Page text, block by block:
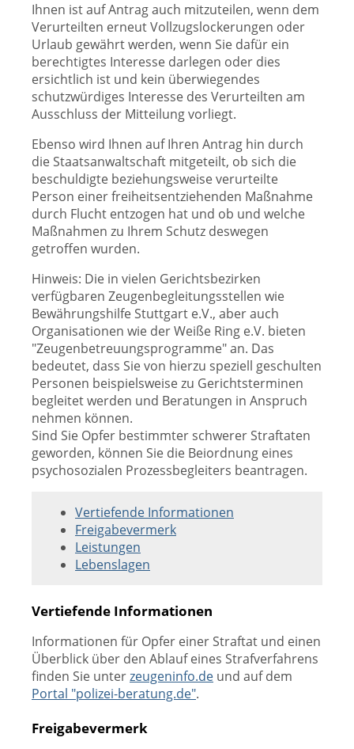
Ihnen ist auf Antrag auch mitzuteilen, wenn dem
Verurteilten erneut Vollzugslockerungen oder
Urlaub gewährt werden, wenn Sie dafür ein
berechtigtes Interesse darlegen oder dies
ersichtlich ist und kein überwiegendes
schutzwürdiges Interesse des Verurteilten am
Ausschluss der Mitteilung vorliegt.
Ebenso wird Ihnen auf Ihren Antrag hin durch
die Staatsanwaltschaft mitgeteilt, ob sich die
beschuldigte beziehungsweise verurteilte
Person einer freiheitsentziehenden Maßnahme
durch Flucht entzogen hat und ob und welche
Maßnahmen zu Ihrem Schutz deswegen
getroffen wurden.
Hinweis: Die in vielen Gerichtsbezirken
verfügbaren Zeugenbegleitungsstellen wie
Bewährungshilfe Stuttgart e.V., aber auch
Organisationen wie der Weiße Ring e.V. bieten
"Zeugenbetreuungsprogramme" an. Das
bedeutet, dass Sie von hierzu speziell geschulten
Personen beispielsweise zu Gerichtsterminen
begleitet werden und Beratungen in Anspruch
nehmen können.
Sind Sie Opfer bestimmter schwerer Straftaten
geworden, können Sie die Beiordnung eines
psychosozialen Prozessbegleiters beantragen.
Vertiefende Informationen
Freigabevermerk
Leistungen
Lebenslagen
Vertiefende Informationen
Informationen für Opfer einer Straftat und einen
Überblick über den Ablauf eines Strafverfahrens
finden Sie unterzeugeninfo.de und auf dem
Portal "polizei-beratung.de".
Freigabevermerk